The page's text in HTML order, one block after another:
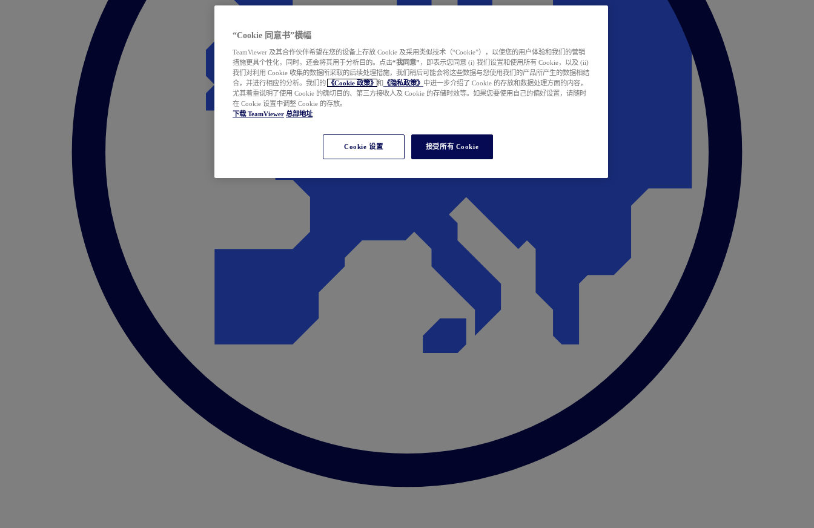
“Cookie 同意书”横幅
TeamViewer 及其合作伙伴希望在您的设备上存放 Cookie 及采用类似技术（“Cookie”），以使您的用户体验和我们的营销
措施更具个性化，同时，还会将其用于分析目的。点击“我同意” ，即表示您同意 (i) 我们设置和使用所有 Cookie，以及 (ii)
我们对利用 Cookie 收集的数据所采取的后续处理措施，我们稍后可能会将这些数据与您使用我们的产品所产生的数据相结
合，并进行相应的分析。我们的
《Cookie 政策》 和 《隐私政策》 中进一步介绍了 Cookie 的存放和数据处理方面的内容，
尤其着重说明了使用 Cookie 的确切目的、第三方接收人及 Cookie 的存储时效等。如果您要使用自己的偏好设置，请随时
在 Cookie 设置中调整 Cookie 的存放。
下载 TeamViewer 总部地址
Cookie 设置 接受所有 Cookie